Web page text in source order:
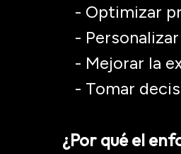
- Optimizar
-
- Mejorar la
- Tomar
¿Por qué el